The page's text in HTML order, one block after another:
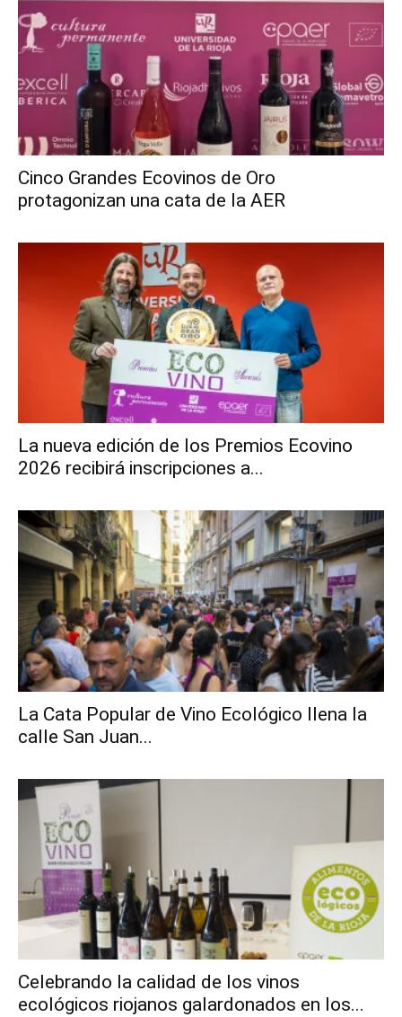
Cinco Grandes Ecovinos de Oro
protagonizan una cata de la AER
La nueva edición de los Premios Ecovino
2026 recibirá inscripciones a...
La Cata Popular de Vino Ecológico llena la
calle San Juan...
Celebrando la calidad de los vinos
ecológicos riojanos galardonados en los...